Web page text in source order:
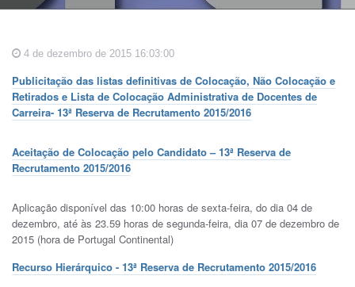
o
a
ç
4 de dezembro de 2015 16:03:00
Publicitação das listas definitivas de Colocação, Não Colocação e
Retirados e Lista de Colocação Administrativa de Docentes de
Carreira- 13ª Reserva de Recrutamento 2015/2016
Aceitação de Colocação pelo Candidato – 13ª Reserva de
Recrutamento 2015/2016
Aplicação disponível das 10:00 horas de sexta-feira, do dia 04 de
dezembro, até às 23.59 horas de segunda-feira, dia 07 de dezembro de
2015 (hora de Portugal Continental)
Recurso Hierárquico - 13ª Reserva de Recrutamento 2015/2016